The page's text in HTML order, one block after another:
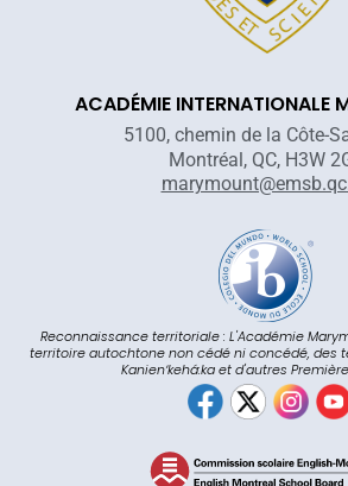
ACADÉMIE INTERNATIONALE
5100, chemin de la Côte-
Montréal, QC, H3W
Reconnaissance territoriale : L'Académie
territoire autochtone non cédé ni concédé, des
Kanienʼkehá:ka et d'autres